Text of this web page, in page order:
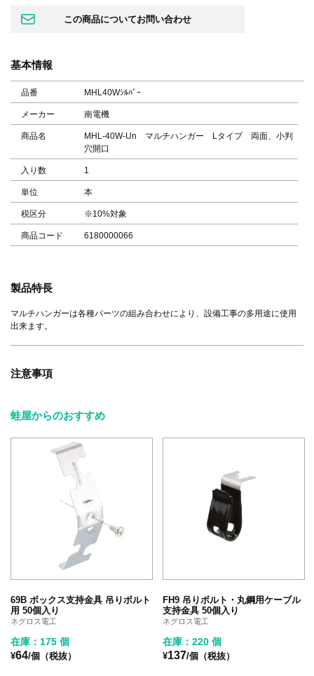
基本情報
品番 MHL40Wｼﾙﾊﾞｰ
メーカー 南電機
商品名
MHL-40W-Un マルチハンガー Lタイプ 両面、小判
穴開口
入り数 1
単位 本
税区分 ※10%対象
商品コード 6180000066
製品特長
マルチハンガーは各種パーツの組み合わせにより、設備工事の多用途に使用
出来ます。
注意事項
蛙屋からのおすすめ
69B ボックス支持金具 吊りボルト
用 50個入り
ネグロス電工
在庫：175 個
¥64/個（税抜）
FH9 吊りボルト・丸鋼用ケーブル
支持金具 50個入り
ネグロス電工
在庫：220 個
¥137/個（税抜）